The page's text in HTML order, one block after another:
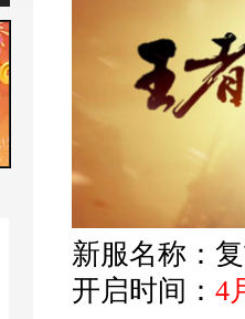
新服名称：
开启时间： 4